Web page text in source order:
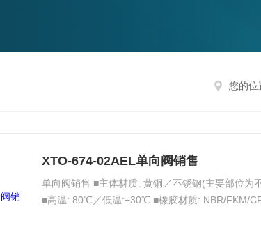
您的位
XTO-674-02AEL单向阀销售
单向阀销售 ■主体材质: 黄铜／不锈钢(主要部位为
■高温: 80℃／低温:−30℃ ■橡胶材质: NBR/FKM/